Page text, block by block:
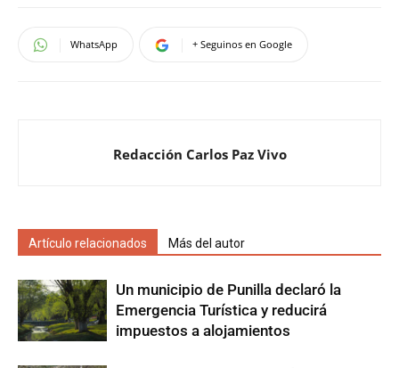
WhatsApp + Seguinos en Google
Redacción Carlos Paz Vivo
Artículo relacionados Más del autor
Un municipio de Punilla declaró la
Emergencia Turística y reducirá
impuestos a alojamientos